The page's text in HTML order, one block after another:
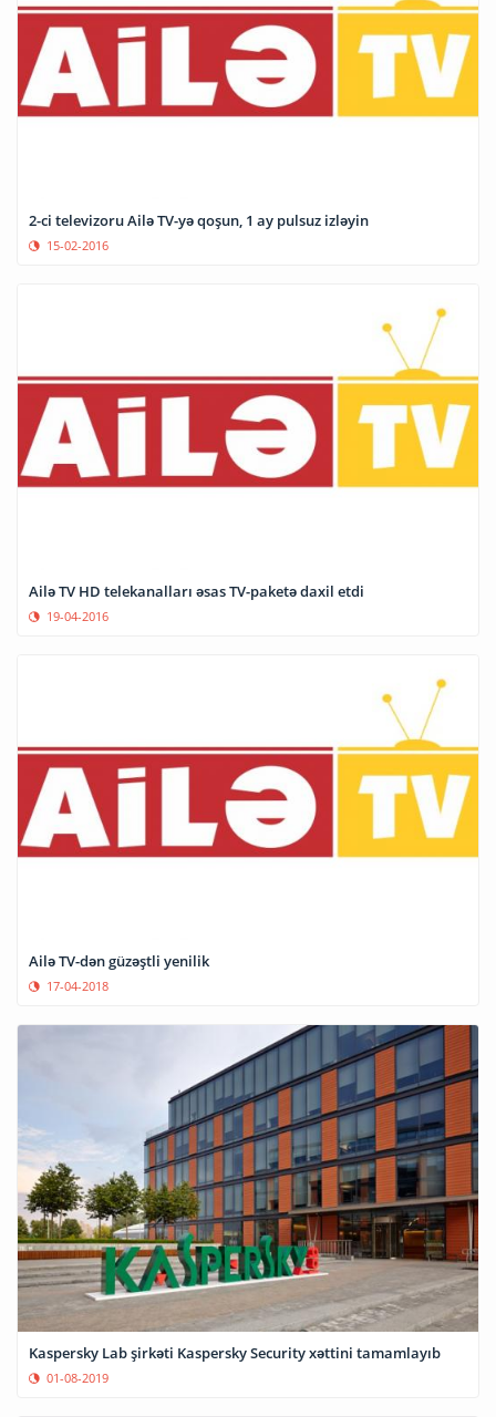
2-ci televizoru Ailə TV-yə qoşun, 1 ay pulsuz izləyin
15-02-2016
Ailə TV HD telekanalları əsas TV-paketə daxil etdi
19-04-2016
Ailə TV-dən güzəştli yenilik
17-04-2018
Kaspersky Lab şirkəti Kaspersky Security xəttini tamamlayıb
01-08-2019